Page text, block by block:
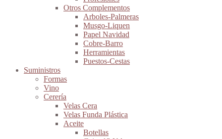
Otros Complementos
Arboles-Palmeras
Musgo-Liquen
Papel Navidad
Cobre-Barro
Herramientas
Puestos-Cestas
Suministros
Formas
Vino
Cerería
Velas Cera
Velas Funda Plástica
Aceite
Botellas